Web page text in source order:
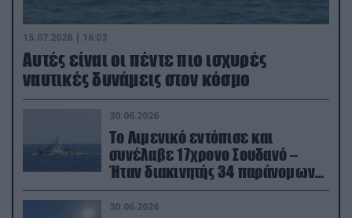
15.07.2026 | 16:03
Aυτές είναι οι πέντε πιο ισχυρές
ναυτικές δυνάμεις στον κόσμο
30.06.2026
Το Λιμενικό εντόπισε και
συνέλαβε 17χρονο Σουδανό –
Ήταν διακινητής 34 παράνομων
μεταναστών
30.06.2026